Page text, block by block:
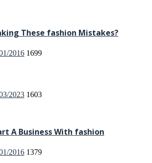
These fashion Mistakes?
2016 1699
2023 1603
A Business With fashion
2016 1379